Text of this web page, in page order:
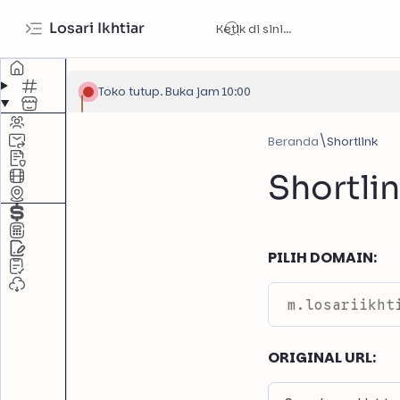
Losari Ikhtiar
Toko tutup. Buka jam 10:00
Beranda
PILIH DOMAIN:
ORIGINAL URL: